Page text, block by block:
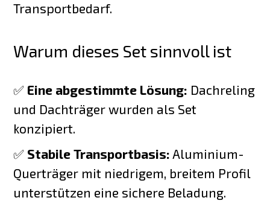
Transportbedarf.
Warum dieses Set sinnvoll ist
✅ Eine abgestimmte Lösung: Dachreling
und Dachträger wurden als Set
konzipiert.
✅ Stabile Transportbasis: Aluminium-
Querträger mit niedrigem, breitem Profil
unterstützen eine sichere Beladung.